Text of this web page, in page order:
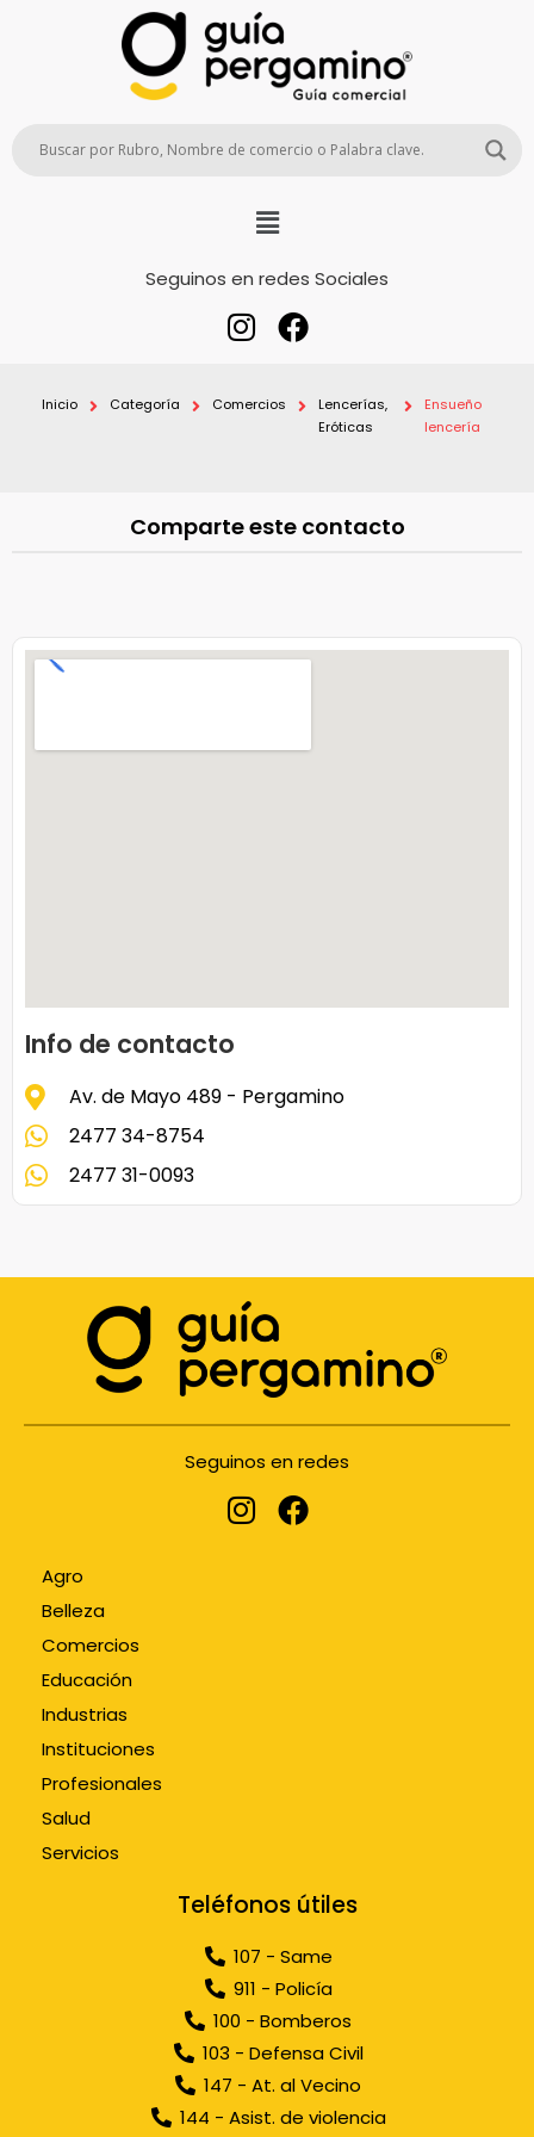
Seguinos en redes Sociales
Inicio Categoría Comercios
Lencerías,
Eróticas
Ensueño
lencería
Comparte este contacto
Info de contacto
Av. de Mayo 489 - Pergamino
2477 34-8754
2477 31-0093
Seguinos en redes
Agro
Belleza
Comercios
Educación
Industrias
Instituciones
Profesionales
Salud
Servicios
Teléfonos útiles
107 - Same
911 - Policía
100 - Bomberos
103 - Defensa Civil
147 - At. al Vecino
144 - Asist. de violencia